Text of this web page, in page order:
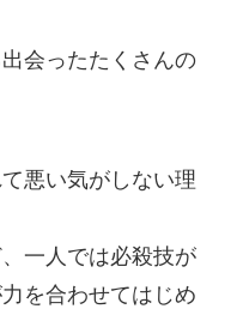
会ったたくさんの
悪い気がしない理
一人では必殺技が
を合わせてはじめ